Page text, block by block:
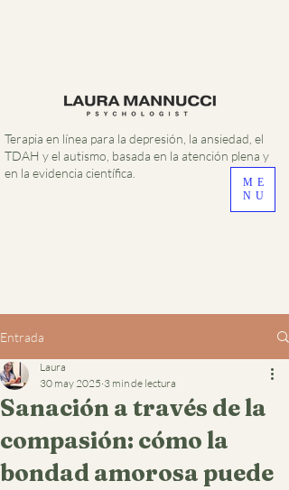
ME
NU
Terapia en línea para la depresión, la ansiedad, el
TDAH y el autismo, basada en la atención plena y
en la evidencia científica.
Entrada
Sanación a través de la
compasión: cómo la
bondad amorosa puede
Laura
30 may 2025 3 min de lectura